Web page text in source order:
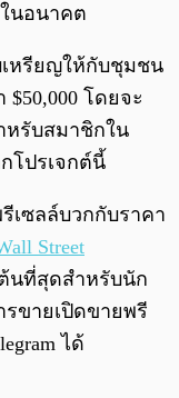
นอนาคต
เหรียญให้กับชุมชน
โดยจะ
หรับสมาชิกใน
โปรเจกต์นี้
เซลล์บวกกับราคา
Street
นที่สุดสำหรับนัก
ขายเปิดขายพรี
ได้